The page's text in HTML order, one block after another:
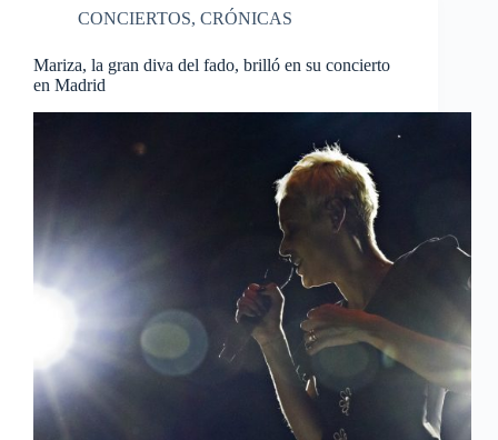
CONCIERTOS, CRÓNICAS
Mariza, la gran diva del fado, brilló en su concierto
en Madrid